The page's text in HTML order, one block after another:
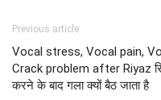
Previous article
Vocal stress, Vocal pain,
Crack problem after Riyaz
करने के बाद गला क्यों बैठ जाता है